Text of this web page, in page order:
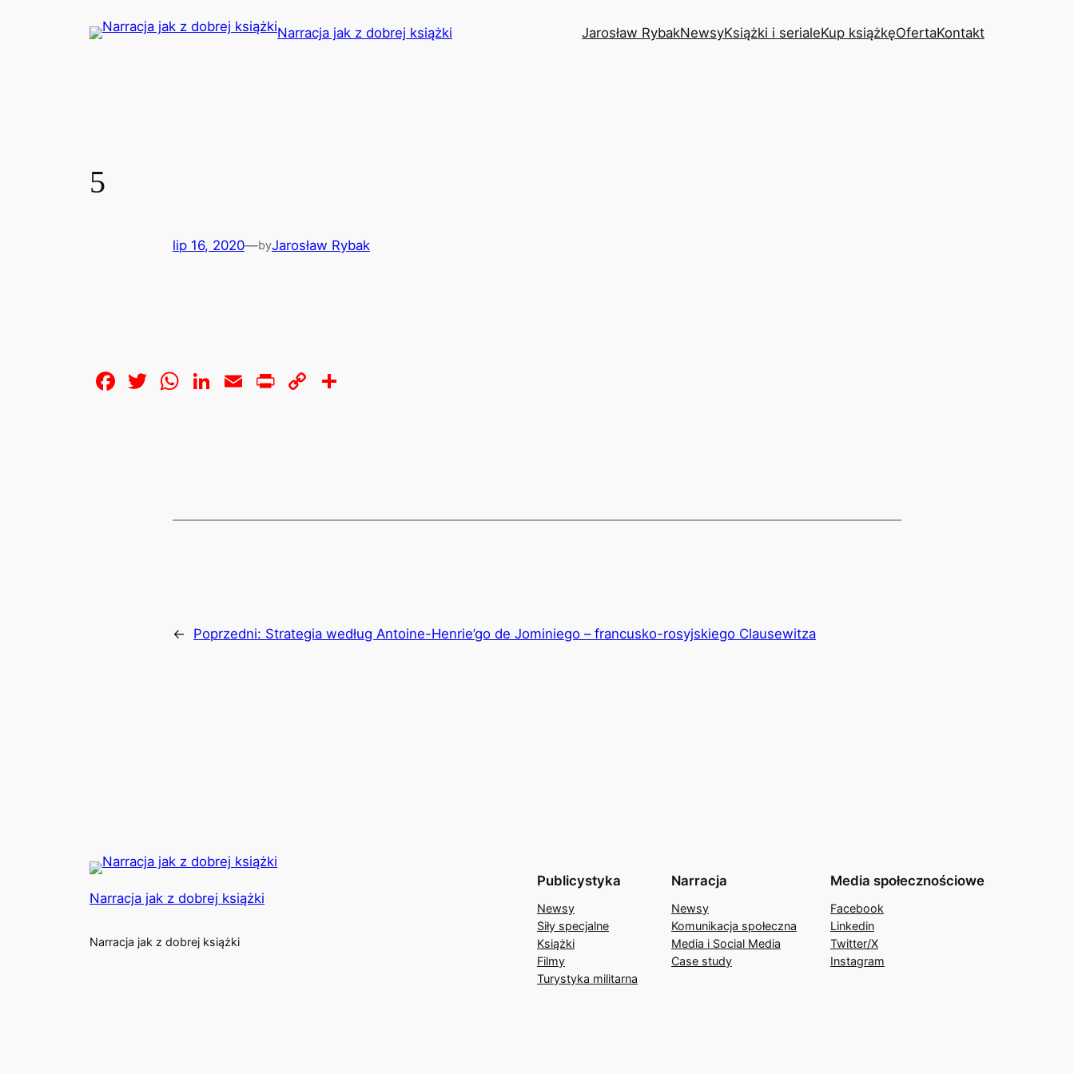
Narracja jak z dobrej książki Jarosław RybakNewsyKsiążki i serialeKup książkęOfertaKontakt
5
lip 16, 2020—byJarosław Rybak
Facebook
Twitter
WhatsApp
LinkedIn
EmailPrintCopy
← Poprzedni: Strategia według Antoine-Henrie’go de Jominiego – francusko-rosyjskiego Clausewitza
Narracja jak z dobrej książki
Narracja jak z dobrej książki
Publicystyka
Newsy
Siły specjalne
Książki
Filmy
Turystyka militarna
Narracja
Newsy
Komunikacja społeczna
Media i Social Media
Case study
Media społecznościowe
Facebook
Linkedin
Twitter/X
Instagram